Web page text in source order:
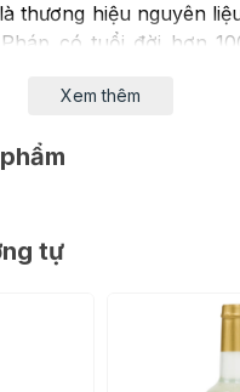
thương hiệu nguyên
có tuổi đời hơn
Xem thêm
tự